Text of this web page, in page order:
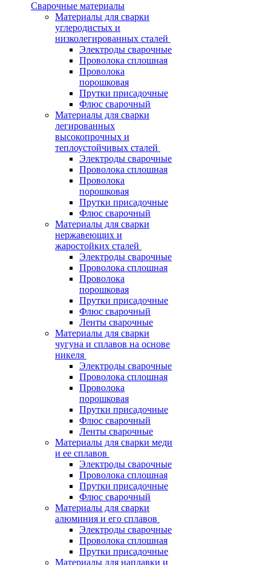
Сварочные материалы
Материалы для сварки
углеродистых и
низколегированных сталей
Электроды сварочные
Проволока сплошная
Проволока
порошковая
Прутки присадочные
Флюс сварочный
Материалы для сварки
легированных
высокопрочных и
теплоустойчивых сталей
Электроды сварочные
Проволока сплошная
Проволока
порошковая
Прутки присадочные
Флюс сварочный
Материалы для сварки
нержавеющих и
жаростойких сталей
Электроды сварочные
Проволока сплошная
Проволока
порошковая
Прутки присадочные
Флюс сварочный
Ленты сварочные
Материалы для сварки
чугуна и сплавов на основе
никеля
Электроды сварочные
Проволока сплошная
Проволока
порошковая
Прутки присадочные
Флюс сварочный
Ленты сварочные
Материалы для сварки меди
и ее сплавов
Электроды сварочные
Проволока сплошная
Прутки присадочные
Флюс сварочный
Материалы для сварки
алюминия и его сплавов
Электроды сварочные
Проволока сплошная
Прутки присадочные
Материалы для наплавки и